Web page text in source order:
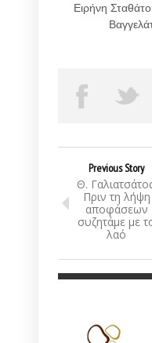
Ειρήνη
Previous Story
Θ.
Πριν τη λήψη
αποφάσεων
συζητάμε με
λαό